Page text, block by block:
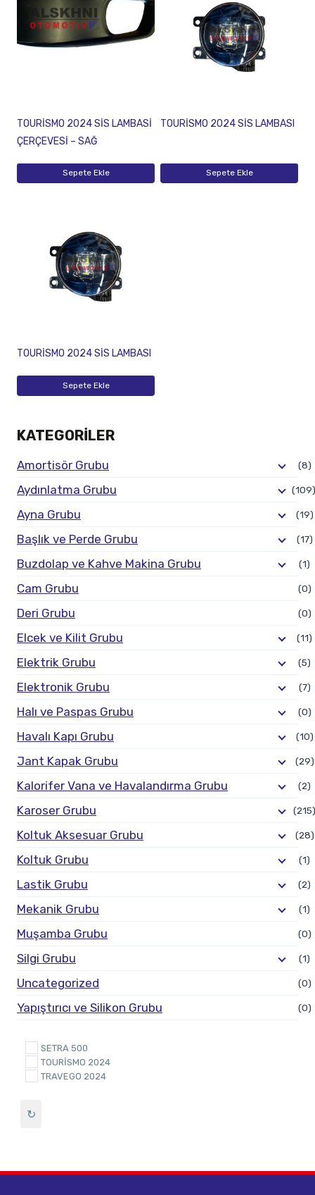
TOURİSMO 2024 SİS LAMBASİ
ÇERÇEVESİ – SAĞ
Sepete Ekle
TOURİSMO 2024 SİS LAMBASI
Sepete Ekle
TOURİSMO 2024 SİS LAMBASI
Sepete Ekle
KATEGORILER
Amortisör Grubu (8)
Aydınlatma Grubu (109)
Ayna Grubu (19)
Başlık ve Perde Grubu (17)
Buzdolap ve Kahve Makina Grubu (1)
Cam Grubu (0)
Deri Grubu (0)
Elcek ve Kilit Grubu (11)
Elektrik Grubu (5)
Elektronik Grubu (7)
Halı ve Paspas Grubu (0)
Havalı Kapı Grubu (10)
Jant Kapak Grubu (29)
Kalorifer Vana ve Havalandırma Grubu (2)
Karoser Grubu (215)
Koltuk Aksesuar Grubu (28)
Koltuk Grubu (1)
Lastik Grubu (2)
Mekanik Grubu (1)
Muşamba Grubu (0)
Silgi Grubu (1)
Uncategorized (0)
Yapıştırıcı ve Silikon Grubu (0)
SETRA 500
TOURİSMO 2024
TRAVEGO 2024
↻